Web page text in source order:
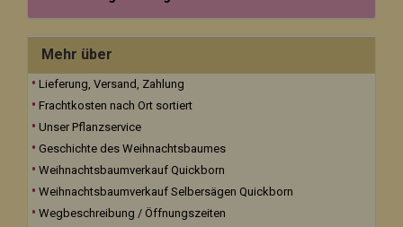
Mehr über
Lieferung, Versand, Zahlung
Frachtkosten nach Ort sortiert
Unser Pflanzservice
Geschichte des Weihnachtsbaumes
Weihnachtsbaumverkauf Quickborn
Weihnachtsbaumverkauf Selbersägen Quickborn
Wegbeschreibung / Öffnungszeiten